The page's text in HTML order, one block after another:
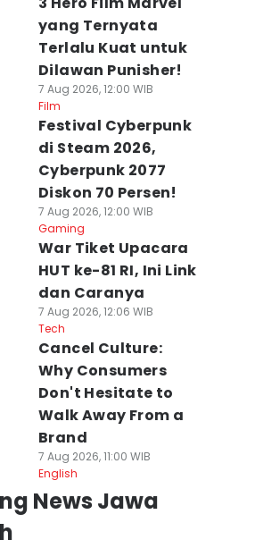
yang Ternyata
Terlalu Kuat untuk
Dilawan Punisher!
7 Aug 2026, 12:00 WIB
Film
Festival Cyberpunk
di Steam 2026,
Cyberpunk 2077
Diskon 70 Persen!
7 Aug 2026, 12:00 WIB
Gaming
War Tiket Upacara
HUT ke-81 RI, Ini Link
dan Caranya
7 Aug 2026, 12:06 WIB
Tech
Cancel Culture:
Why Consumers
Don't Hesitate to
Walk Away From a
Brand
7 Aug 2026, 11:00 WIB
English
News Jawa